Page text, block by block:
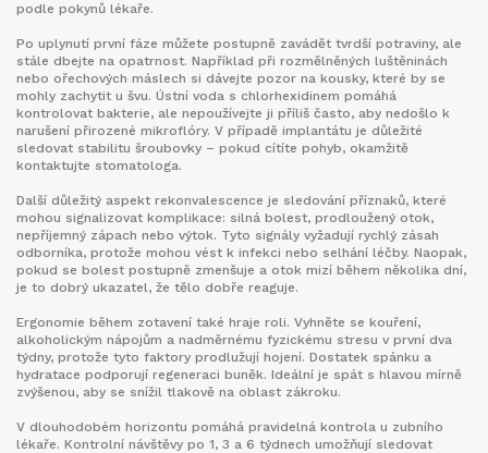
podle pokynů lékaře.
Po uplynutí první fáze můžete postupně zavádět tvrdší potraviny, ale
stále dbejte na opatrnost. Například při rozmělněných luštěninách
nebo ořechových máslech si dávejte pozor na kousky, které by se
mohly zachytit u švu. Ústní voda s chlorhexidinem pomáhá
kontrolovat bakterie, ale nepoužívejte ji příliš často, aby nedošlo k
narušení přirozené mikroflóry. V případě implantátu je důležité
sledovat stabilitu šroubovky – pokud cítíte pohyb, okamžitě
kontaktujte stomatologa.
Další důležitý aspekt rekonvalescence je sledování příznaků, které
mohou signalizovat komplikace: silná bolest, prodloužený otok,
nepříjemný zápach nebo výtok. Tyto signály vyžadují rychlý zásah
odborníka, protože mohou vést k infekci nebo selhání léčby. Naopak,
pokud se bolest postupně zmenšuje a otok mizí během několika dní,
je to dobrý ukazatel, že tělo dobře reaguje.
Ergonomie během zotavení také hraje roli. Vyhněte se kouření,
alkoholickým nápojům a nadměrnému fyzickému stresu v první dva
týdny, protože tyto faktory prodlužují hojení. Dostatek spánku a
hydratace podporují regeneraci buněk. Ideální je spát s hlavou mírně
zvýšenou, aby se snížil tlakově na oblast zákroku.
V dlouhodobém horizontu pomáhá pravidelná kontrola u zubního
lékaře. Kontrolní návštěvy po 1, 3 a 6 týdnech umožňují sledovat